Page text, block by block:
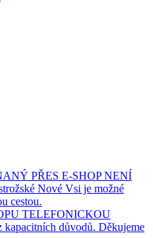
PŘES E-SHOP NENÍ
Nové Vsi je možné
cestou.
TELEFONICKOU
důvodů. Děkujeme